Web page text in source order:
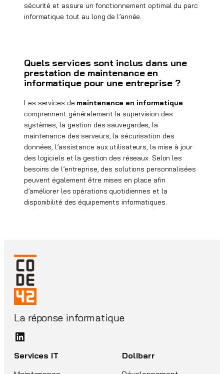
sécurité et assure un fonctionnement optimal du parc
informatique tout au long de l’année.
Quels services sont inclus dans une
prestation de maintenance en
informatique pour une entreprise ?
Les services de maintenance en informatique
comprennent généralement la supervision des
systèmes, la gestion des sauvegardes, la
maintenance des serveurs, la sécurisation des
données, l’assistance aux utilisateurs, la mise à jour
des logiciels et la gestion des réseaux. Selon les
besoins de l’entreprise, des solutions personnalisées
peuvent également être mises en place afin
d’améliorer les opérations quotidiennes et la
disponibilité des équipements informatiques.
La réponse informatique
LinkedIn
Services IT
Dolibarr